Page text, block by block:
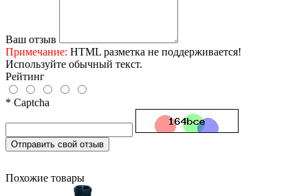
Ваш отзыв
Примечание: HTML разметка не поддерживается!
Используйте обычный текст.
Рейтинг
* Captcha
Отправить свой отзыв
Похожие товары